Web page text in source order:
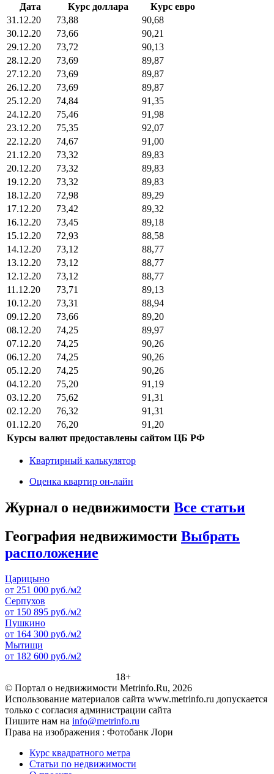
Дата
Курс доллара
Курс евро
31.12.20
73,88
90,68
30.12.20
73,66
90,21
29.12.20
73,72
90,13
28.12.20
73,69
89,87
27.12.20
73,69
89,87
26.12.20
73,69
89,87
25.12.20
74,84
91,35
24.12.20
75,46
91,98
23.12.20
75,35
92,07
22.12.20
74,67
91,00
21.12.20
73,32
89,83
20.12.20
73,32
89,83
19.12.20
73,32
89,83
18.12.20
72,98
89,29
17.12.20
73,42
89,32
16.12.20
73,45
89,18
15.12.20
72,93
88,58
14.12.20
73,12
88,77
13.12.20
73,12
88,77
12.12.20
73,12
88,77
11.12.20
73,71
89,13
10.12.20
73,31
88,94
09.12.20
73,66
89,20
08.12.20
74,25
89,97
07.12.20
74,25
90,26
06.12.20
74,25
90,26
05.12.20
74,25
90,26
04.12.20
75,20
91,19
03.12.20
75,62
91,31
02.12.20
76,32
91,31
01.12.20
76,20
91,20
Курсы валют предоставлены сайтом ЦБ РФ
Квартирный калькулятор
Оценка квартир он-лайн
Журнал о недвижимости Все статьи
География недвижимости Выбрать
расположение
Царицыно
от 251 000 руб./м2
Серпухов
от 150 895 руб./м2
Пушкино
от 164 300 руб./м2
Мытищи
от 182 600 руб./м2
18+
© Портал о недвижимости Metrinfo.Ru, 2026
Использование материалов сайта www.metrinfo.ru допускается
только с согласия администрации сайта
Пишите нам на info@metrinfo.ru
Права на изображения : Фотобанк Лори
Курс квадратного метра
Статьи по недвижимости